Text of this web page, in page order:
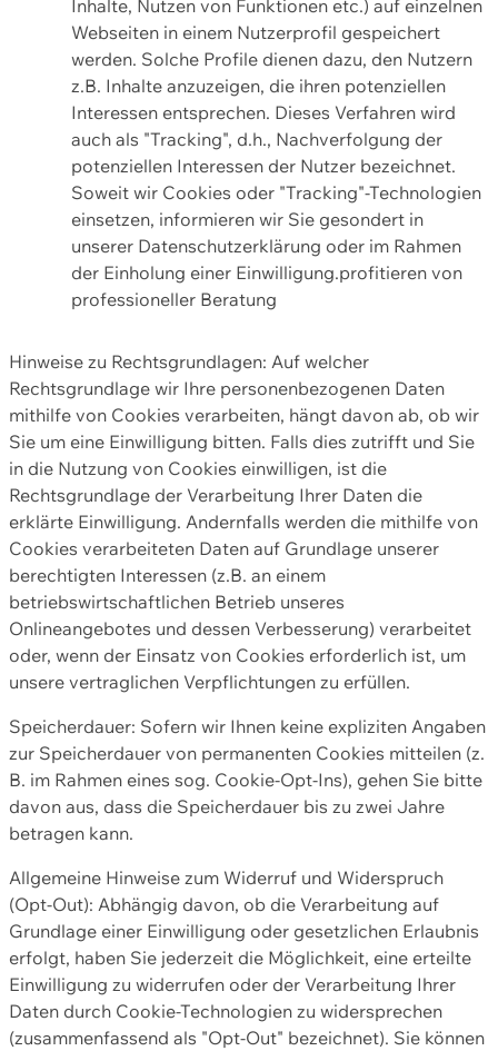
Inhalte, Nutzen von Funktionen etc.) auf einzelnen
Webseiten in einem Nutzerprofil gespeichert
werden. Solche Profile dienen dazu, den Nutzern
z.B. Inhalte anzuzeigen, die ihren potenziellen
Interessen entsprechen. Dieses Verfahren wird
auch als "Tracking", d.h., Nachverfolgung der
potenziellen Interessen der Nutzer bezeichnet.
Soweit wir Cookies oder "Tracking"-Technologien
einsetzen, informieren wir Sie gesondert in
unserer Datenschutzerklärung oder im Rahmen
der Einholung einer Einwilligung.profitieren von
professioneller Beratung
Hinweise zu Rechtsgrundlagen: Auf welcher
Rechtsgrundlage wir Ihre personenbezogenen Daten
mithilfe von Cookies verarbeiten, hängt davon ab, ob wir
Sie um eine Einwilligung bitten. Falls dies zutrifft und Sie
in die Nutzung von Cookies einwilligen, ist die
Rechtsgrundlage der Verarbeitung Ihrer Daten die
erklärte Einwilligung. Andernfalls werden die mithilfe von
Cookies verarbeiteten Daten auf Grundlage unserer
berechtigten Interessen (z.B. an einem
betriebswirtschaftlichen Betrieb unseres
Onlineangebotes und dessen Verbesserung) verarbeitet
oder, wenn der Einsatz von Cookies erforderlich ist, um
unsere vertraglichen Verpflichtungen zu erfüllen.
Speicherdauer: Sofern wir Ihnen keine expliziten Angaben
zur Speicherdauer von permanenten Cookies mitteilen (z.
B. im Rahmen eines sog. Cookie-Opt-Ins), gehen Sie bitte
davon aus, dass die Speicherdauer bis zu zwei Jahre
betragen kann.
Allgemeine Hinweise zum Widerruf und Widerspruch
(Opt-Out): Abhängig davon, ob die Verarbeitung auf
Grundlage einer Einwilligung oder gesetzlichen Erlaubnis
erfolgt, haben Sie jederzeit die Möglichkeit, eine erteilte
Einwilligung zu widerrufen oder der Verarbeitung Ihrer
Daten durch Cookie-Technologien zu widersprechen
(zusammenfassend als "Opt-Out" bezeichnet). Sie können